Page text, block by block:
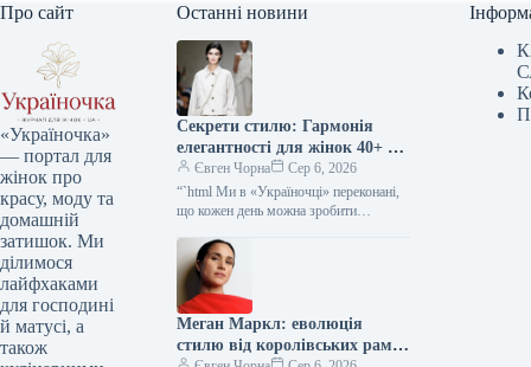
Про сайт
«Україночка»
— портал для
жінок про
красу, моду та
домашній
затишок. Ми
ділимося
лайфхаками
для господині
й матусі, а
також
Останні новини
Секрети стилю: Гармонія
елегантності для жінок 40+ від
топ-стилістки
Євген Чорна
Сер 6, 2026
“`html Ми в «Україночці» переконані,
що кожен день можна зробити
трішки натхнення. Сьогодні ми
розбираємося…
Меган Маркл: еволюція
стилю від королівських рамок